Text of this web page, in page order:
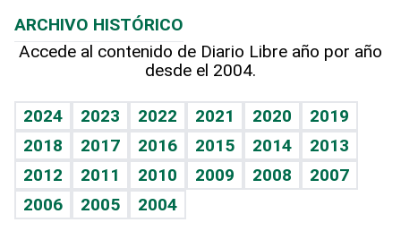
Hablando con el pediatra
Vida y familia
Eñe
Celebrando la vida
Sin complejos
TBT Deportivo
Más firmas
Hecho en casa
Guía del dinero
Cumpleaños
Horóscopos
Crucigramas
ARCHIVO HISTÓRICO
Accede al contenido de Diario Libre año por año
desde el 2004.
2024 2023 2022 2021 2020
2019
2018
2017 2016 2015 2014
2013
2012
2011 2010 2009 2008
2007
2006
2005 2004